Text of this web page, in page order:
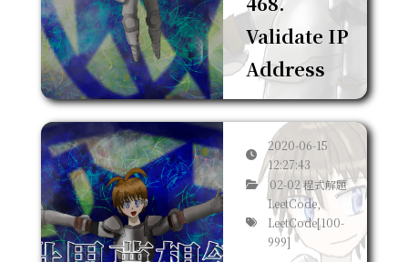
Validate IP
Address
2020-06-15
12:27:43
02-02 程式解題
LeetCode,
LeetCode[100-
999]